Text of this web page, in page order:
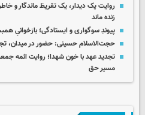
روایت یک دیدار، یک تقریظ ماندگار و
زنده ماند
پیوندِ سوگواری و ایستادگی؛ بازخوانیِ
حجت‌الاسلام حسینی: حضور در میدان،
تجدید عهد با خون شهدا؛ روایت ائمه
مسیر حق